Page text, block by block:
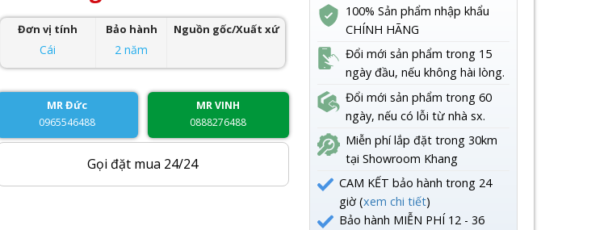
Đơn vị tính
Cái
Bảo hành
2 năm
Nguồn gốc/Xuất xứ
MR Đức
0965546488
MR VINH
0888276488
Gọi đặt mua 24/24
100% Sản phẩm nhập khẩu
CHÍNH HÃNG
Đổi mới sản phẩm trong 15
ngày đầu, nếu không hài lòng.
Đổi mới sản phẩm trong 60
ngày, nếu có lỗi từ nhà sx.
Miễn phí lắp đặt trong 30km
tại Showroom Khang
CAM KẾT bảo hành trong 24
giờ (xem chi tiết)
Bảo hành MIỄN PHÍ 12 - 36